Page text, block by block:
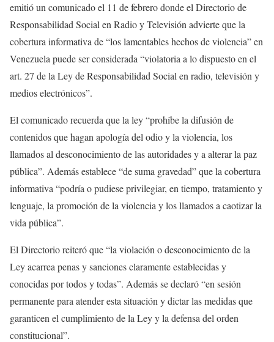
emitió un comunicado el 11 de febrero donde el Directorio de
Responsabilidad Social en Radio y Televisión advierte que la
cobertura informativa de “los lamentables hechos de violencia” en
Venezuela puede ser considerada “violatoria a lo dispuesto en el
art. 27 de la Ley de Responsabilidad Social en radio, televisión y
medios electrónicos”.
El comunicado recuerda que la ley “prohíbe la difusión de
contenidos que hagan apología del odio y la violencia, los
llamados al desconocimiento de las autoridades y a alterar la paz
pública”. Además establece “de suma gravedad” que la cobertura
informativa “podría o pudiese privilegiar, en tiempo, tratamiento y
lenguaje, la promoción de la violencia y los llamados a caotizar la
vida pública”.
El Directorio reiteró que “la violación o desconocimiento de la
Ley acarrea penas y sanciones claramente establecidas y
conocidas por todos y todas”. Además se declaró “en sesión
permanente para atender esta situación y dictar las medidas que
garanticen el cumplimiento de la Ley y la defensa del orden
constitucional”.